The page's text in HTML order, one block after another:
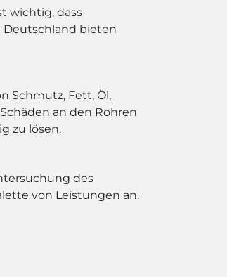
wichtig, dass
Deutschland bieten
Schmutz, Fett, Öl,
an den Rohren
zu lösen.
des
von Leistungen an.